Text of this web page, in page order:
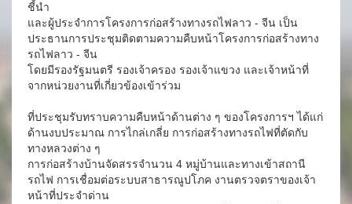
ชี้นำ
และผู้ประจำการโครงการก่อสร้างทางรถไฟลาว - จีน เป็น
ประธานการประชุมติดตามความคืบหน้าโครงการก่อสร้างทาง
รถไฟลาว - จีน
โดยมีรองรัฐมนตรี รองเจ้าครอง รองเจ้าแขวง และเจ้าหน้าที่
จากหน่วยงานที่เกี่ยวข้องเข้าร่วม
ที่ประชุมรับทราบความคืบหน้าด้านต่าง ๆ ของโครงการฯ ได้แก่
ด้านงบประมาณ การไกล่เกลี่ย การก่อสร้างทางรถไฟที่ตัดกับ
ทางหลวงต่าง ๆ
การก่อสร้างบ้านจัดสรรจำนวน 4 หมู่บ้านและทางเข้าสถานี
รถไฟ การเชื่อมต่อระบบสาธารณูปโภค งานตรวจตราของเจ้า
หน้าที่ประจำด่าน